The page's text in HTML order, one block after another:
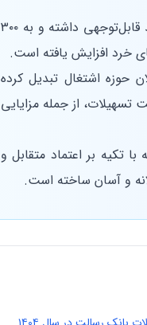
در سال‌های اخیر، با ابلاغیه‌های جدید بانک مرکزی، سقف تسهیلات این بانک رشد قابل‌توجهی داشته و به ۳۰۰
حوزه اشتغال تبدیل کرده
از جمله مزایایی
تکیه بر اعتماد متقابل و
و آسان ساخته است.